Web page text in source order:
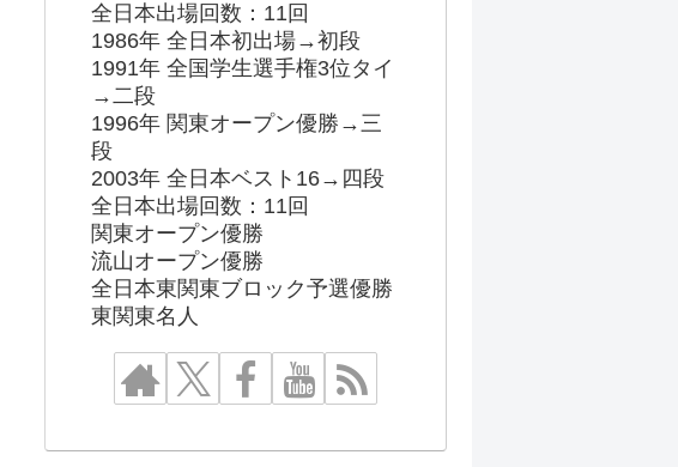
全日本出場回数：11回
1986年 全日本初出場→初段
1991年 全国学生選手権3位タイ
→二段
1996年 関東オープン優勝→三
段
2003年 全日本ベスト16→四段
全日本出場回数：11回
関東オープン優勝
流山オープン優勝
全日本東関東ブロック予選優勝
東関東名人